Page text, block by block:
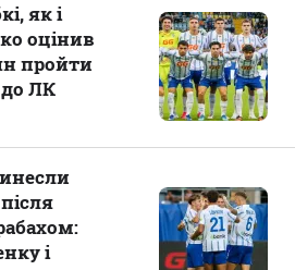
як і
оцінив
пройти
до ЛК
і